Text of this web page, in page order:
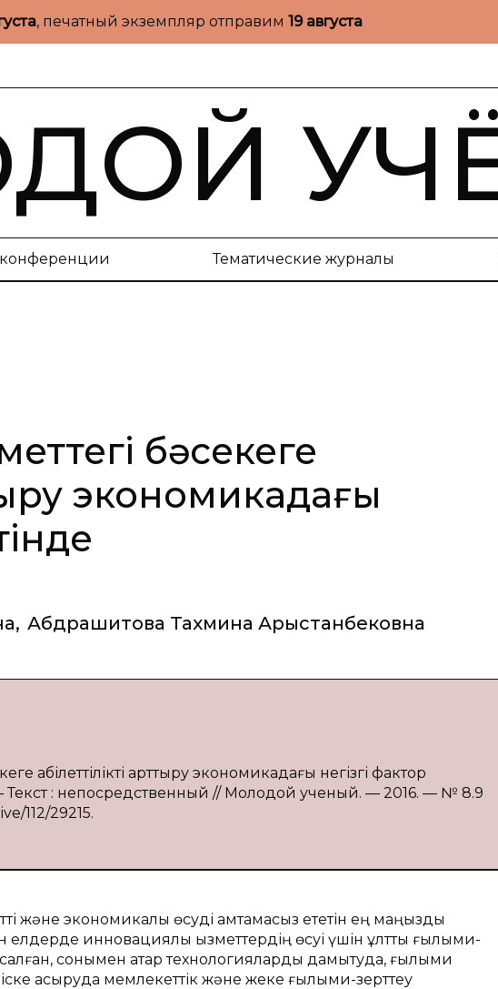
, печатный экземпляр отправим 19 августа
Тематические журналы
бәсекеге
экономикадағы
, Абдрашитова Тахмина Арыстанбековна
қабілеттілікті арттыру экономикадағы негізгі фактор
Текст : непосредственный // Молодой ученый. — 2016. — № 8.9
112/29215.
және экономикалық өсуді қамтамасыз ететін ең маңызды
инновациялық қызметтердің өсуі үшін ұлттық ғылыми-
сонымен қатар технологияларды дамытуда, ғылыми
асыруда мемлекеттік және жеке ғылыми-зерттеу